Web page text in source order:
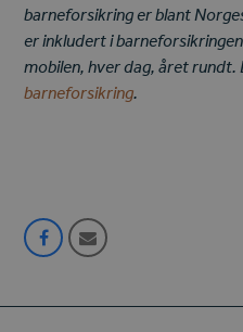
barneforsikring er blant
er inkludert i
mobilen, hver dag, året rundt.
barneforsikring.
Share
Facebook
Share
Email